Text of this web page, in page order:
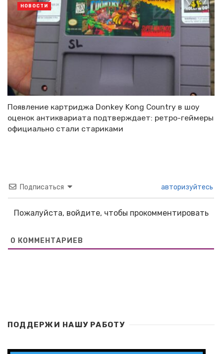
Появление картриджа Donkey Kong Country в шоу
оценок антиквариата подтверждает: ретро-геймеры
официально стали стариками
НОВОСТИ
Подписаться авторизуйтесь
Пожалуйста, войдите, чтобы прокомментировать
0 КОММЕНТАРИЕВ
ПОДДЕРЖИ НАШУ РАБОТУ